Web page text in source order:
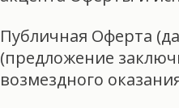
Публичная Оферта
(предложение
возмездного